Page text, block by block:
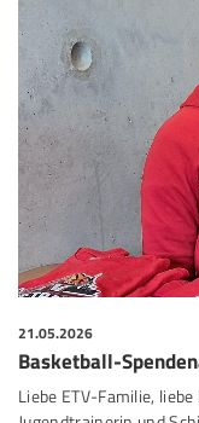
21.05.2026
Basketball-
Liebe ETV-Familie,